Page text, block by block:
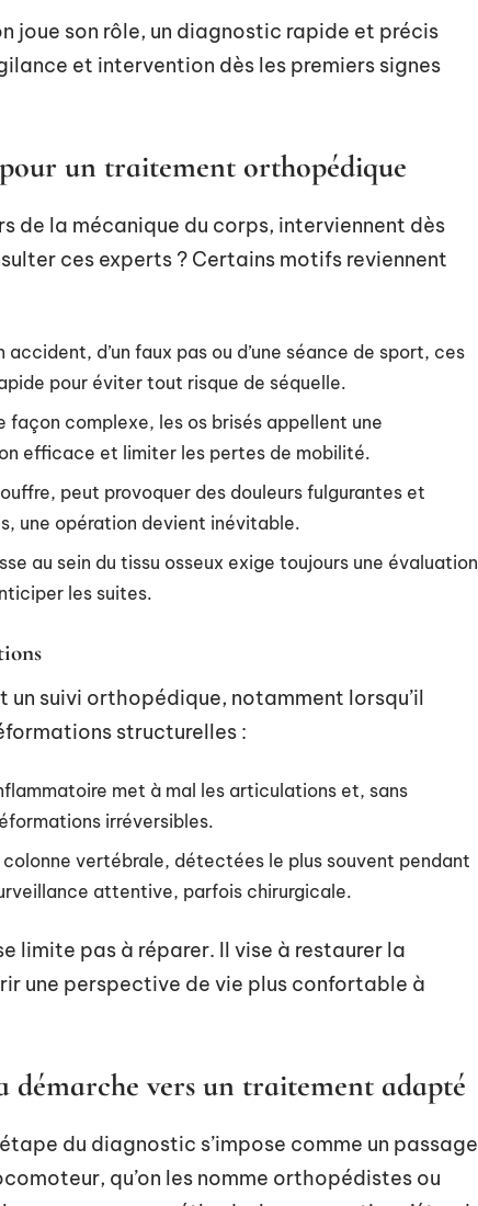
joue son rôle, un diagnostic rapide et précis
et intervention dès les premiers signes
un traitement orthopédique
de la mécanique du corps, interviennent dès
ces experts ? Certains motifs reviennent
accident, d’un faux pas ou d’une séance de sport, ces
pour éviter tout risque de séquelle.
façon complexe, les os brisés appellent une
efficace et limiter les pertes de mobilité.
peut provoquer des douleurs fulgurantes et
une opération devient inévitable.
au sein du tissu osseux exige toujours une évaluation
les suites.
suivi orthopédique, notamment lorsqu’il
structurelles :
met à mal les articulations et, sans
irréversibles.
vertébrale, détectées le plus souvent pendant
attentive, parfois chirurgicale.
limite pas à réparer. Il vise à restaurer la
une perspective de vie plus confortable à
démarche vers un traitement adapté
du diagnostic s’impose comme un passage
qu’on les nomme orthopédistes ou